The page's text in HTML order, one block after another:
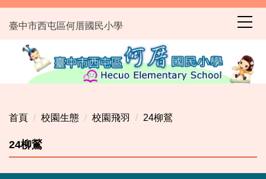
跳
到
主
臺中市西屯區何厝國民小學
首頁 校園生態 校園飛羽 24柳鶑
24柳鶑